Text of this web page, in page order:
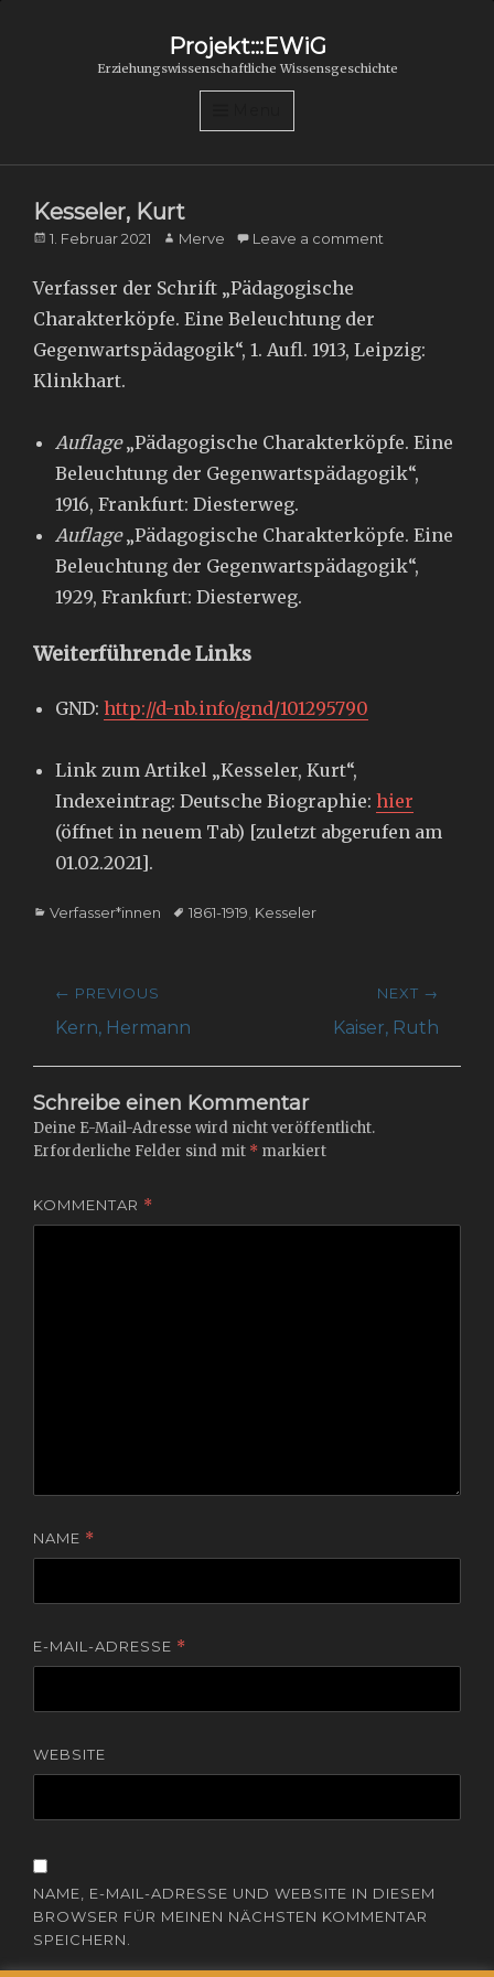
Projekt:::EWiG
Erziehungswissenschaftliche Wissensgeschichte
Kesseler, Kurt
Posted
1. Februar 2021 Author
Merve Leave a comment
Verfasser der Schrift „Pädagogische
Charakterköpfe. Eine Beleuchtung der
Gegenwartspädagogik“, 1. Aufl. 1913, Leipzig:
Klinkhart.
Auflage„Pädagogische Charakterköpfe. Eine
Beleuchtung der Gegenwartspädagogik“,
1916, Frankfurt: Diesterweg.
Auflage„Pädagogische Charakterköpfe. Eine
Beleuchtung der Gegenwartspädagogik“,
1929, Frankfurt: Diesterweg.
Weiterführende Links
GND: http://d-nb.info/gnd/101295790
Link zum Artikel „Kesseler, Kurt“,
Indexeintrag: Deutsche Biographie: hier
(öffnet in neuem Tab) [zuletzt abgerufen am
01.02.2021].
Categories
Verfasser*innen Tags1861-1919, Kesseler
Beitragsnavigation
← PREVIOUS
Previous
Kern, Hermann
NEXT →
Kaiser, Ruth
Schreibe einen Kommentar
Deine E-Mail-Adresse wird nicht veröffentlicht.
Erforderliche Felder sind mit * markiert
KOMMENTAR *
NAME *
E-MAIL-ADRESSE *
WEBSITE
NAME, E-MAIL-ADRESSE UND WEBSITE IN DIESEM
BROWSER FÜR MEINEN NÄCHSTEN KOMMENTAR
SPEICHERN.